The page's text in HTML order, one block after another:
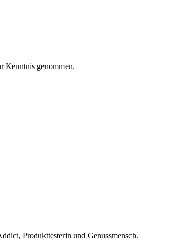
Kenntnis genommen.
Produkttesterin und Genussmensch.